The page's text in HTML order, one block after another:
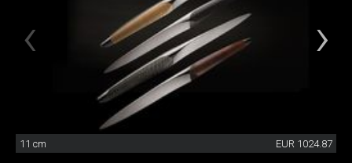
11 cm EUR 1024.87